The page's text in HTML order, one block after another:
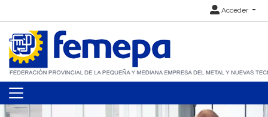
Acceder